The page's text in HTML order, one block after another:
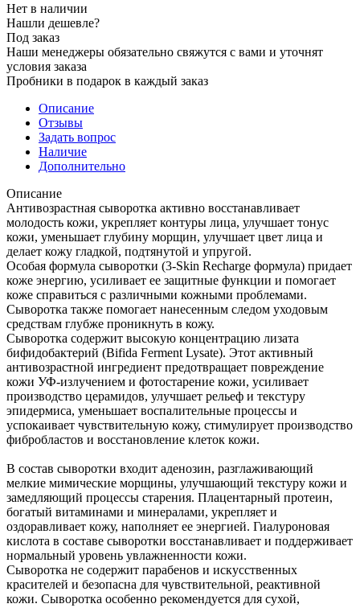
Нет в наличии
Нашли дешевле?
Под заказ
Наши менеджеры обязательно свяжутся с вами и уточнят
условия заказа
Пробники в подарок в каждый заказ
Описание
Отзывы
Задать вопрос
Наличие
Дополнительно
Описание
Антивозрастная сыворотка активно восстанавливает
молодость кожи, укрепляет контуры лица, улучшает тонус
кожи, уменьшает глубину морщин, улучшает цвет лица и
делает кожу гладкой, подтянутой и упругой.
Особая формула сыворотки (3-Skin Recharge формула) придает
коже энергию, усиливает ее защитные функции и помогает
коже справиться с различными кожными проблемами.
Сыворотка также помогает нанесенным следом уходовым
средствам глубже проникнуть в кожу.
Сыворотка содержит высокую концентрацию лизата
бифидобактерий (Bifida Ferment Lysate). Этот активный
антивозрастной ингредиент предотвращает повреждение
кожи УФ-излучением и фотостарение кожи, усиливает
производство церамидов, улучшает рельеф и текстуру
эпидермиса, уменьшает воспалительные процессы и
успокаивает чувствительную кожу, стимулирует производство
фибробластов и восстановление клеток кожи.
В состав сыворотки входит аденозин, разглаживающий
мелкие мимические морщины, улучшающий текстуру кожи и
замедляющий процессы старения. Плацентарный протеин,
богатый витаминами и минералами, укрепляет и
оздоравливает кожу, наполняет ее энергией. Гиалуроновая
кислота в составе сыворотки восстанавливает и поддерживает
нормальный уровень увлажненности кожи.
Сыворотка не содержит парабенов и искусственных
красителей и безопасна для чувствительной, реактивной
кожи. Сыворотка особенно рекомендуется для сухой,